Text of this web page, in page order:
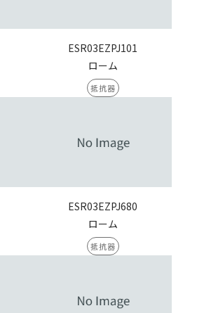
ESR03EZPJ101
ローム
抵抗器
ESR03EZPJ680
ローム
抵抗器